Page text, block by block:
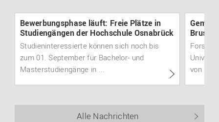
Bewerbungsphase läuft: Freie Plätze in
Studiengängen der Hochschule Osnabrück
Studieninteressierte können sich noch bis
zum 01. September für Bachelor- und
Masterstudiengänge in ...
von ...
Alle Nachrichten